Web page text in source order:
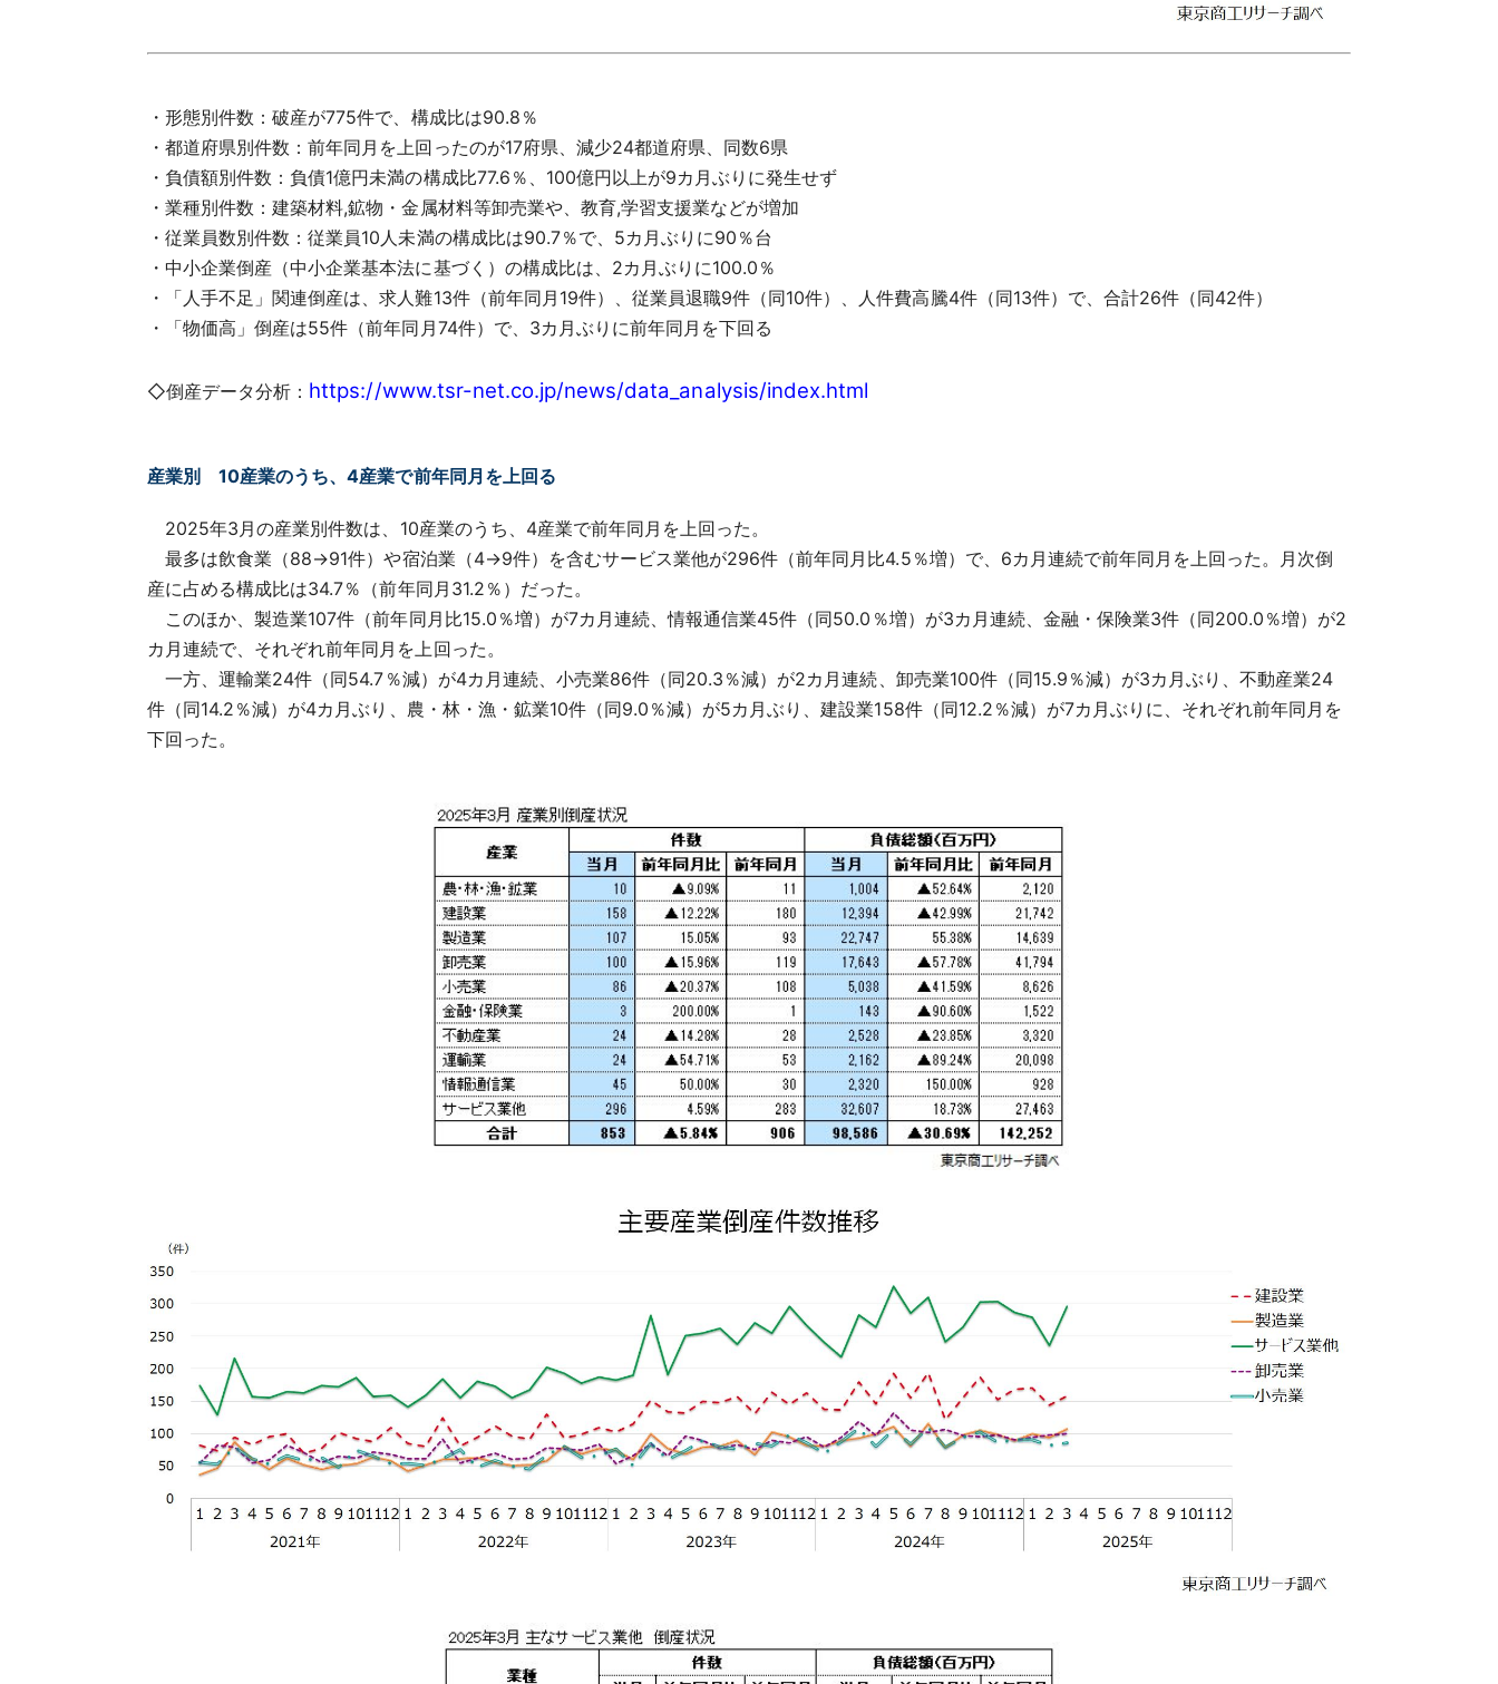
・形態別件数：破産が775件で、構成比は90.8％
・都道府県別件数：前年同月を上回ったのが17府県、減少24都道府県、同数6県
・負債額別件数：負債1億円未満の構成比77.6％、100億円以上が9カ月ぶりに発生せず
・業種別件数：建築材料,鉱物・金属材料等卸売業や、教育,学習支援業などが増加
・従業員数別件数：従業員10人未満の構成比は90.7％で、5カ月ぶりに90％台
・中小企業倒産（中小企業基本法に基づく）の構成比は、2カ月ぶりに100.0％
・「人手不足」関連倒産は、求人難13件（前年同月19件）、従業員退職9件（同10件）、人件費高騰4件（同13件）で、合計26件（同42件）
・「物価高」倒産は55件（前年同月74件）で、3カ月ぶりに前年同月を下回る
◇倒産データ分析： https://www.tsr-net.co.jp/news/data_analysis/index.html
産業別 10産業のうち、4産業で前年同月を上回る
2025年3月の産業別件数は、10産業のうち、4産業で前年同月を上回った。
最多は飲食業（88→91件）や宿泊業（4→9件）を含むサービス業他が296件（前年同月比4.5％増）で、6カ月連続で前年同月を上回った。月次倒
産に占める構成比は34.7％（前年同月31.2％）だった。
このほか、製造業107件（前年同月比15.0％増）が7カ月連続、情報通信業45件（同50.0％増）が3カ月連続、金融・保険業3件（同200.0％増）が2
カ月連続で、それぞれ前年同月を上回った。
一方、運輸業24件（同54.7％減）が4カ月連続、小売業86件（同20.3％減）が2カ月連続、卸売業100件（同15.9％減）が3カ月ぶり、不動産業24
件（同14.2％減）が4カ月ぶり、農・林・漁・鉱業10件（同9.0％減）が5カ月ぶり、建設業158件（同12.2％減）が7カ月ぶりに、それぞれ前年同月を
下回った。